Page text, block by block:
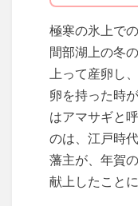
極寒の氷上で
間部湖上の冬
上って産卵し
卵を持った時
はアマサギと
のは、江戸時
藩主が、年賀
献上したこと